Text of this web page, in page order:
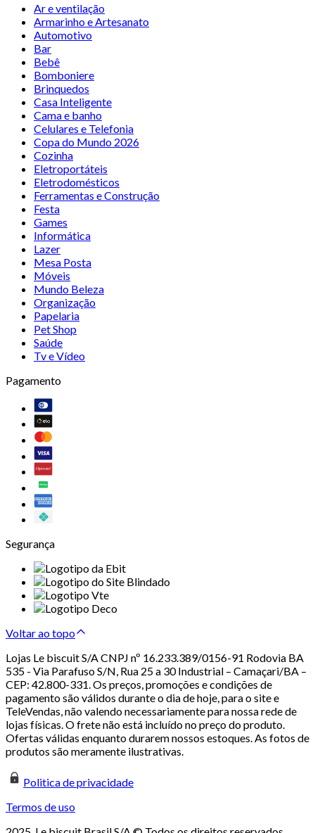
Ar e ventilação
Armarinho e Artesanato
Automotivo
Bar
Bebê
Bomboniere
Brinquedos
Casa Inteligente
Cama e banho
Celulares e Telefonia
Copa do Mundo 2026
Cozinha
Eletroportáteis
Eletrodomésticos
Ferramentas e Construção
Festa
Games
Informática
Lazer
Mesa Posta
Móveis
Mundo Beleza
Organização
Papelaria
Pet Shop
Saúde
Tv e Vídeo
Pagamento
Segurança
Voltar ao topo
Lojas Le biscuit S/A CNPJ nº 16.233.389/0156-91 Rodovia BA
535 - Via Parafuso S/N, Rua 25 a 30 Industrial – Camaçari/BA –
CEP: 42.800-331. Os preços, promoções e condições de
pagamento são válidos durante o dia de hoje, para o site e
TeleVendas, não valendo necessariamente para nossa rede de
lojas físicas. O frete não está incluído no preço do produto.
Ofertas válidas enquanto durarem nossos estoques. As fotos de
produtos são meramente ilustrativas.
Politica de privacidade
Termos de uso